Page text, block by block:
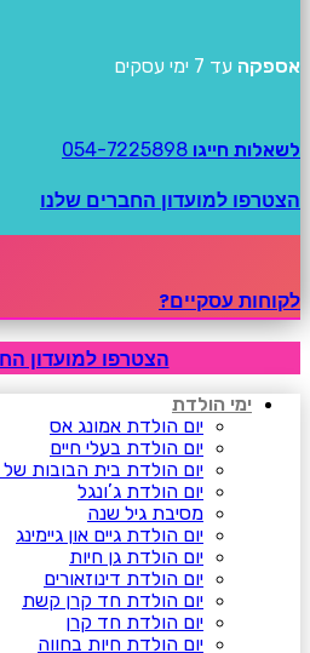
אספקה עד 7 ימי עסקים
לשאלות חייגו 054-7225898
הצטרפו למועדון החברים שלנו
לקוחות עסקיים?
הצטרפו למועדון
ימי הולדת
יום הולדת אמונג אס
יום הולדת בעלי חיים
יום הולדת בית הבובות של
יום הולדת ג’ונגל
מסיבת גיל שנה
יום הולדת גיים און גיימינג
יום הולדת גן חיות
יום הולדת דינוזאורים
יום הולדת חד קרן קשת
יום הולדת חד קרן
יום הולדת חיות בחווה